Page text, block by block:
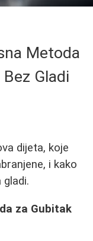
Metoda
Gladi
dijeta, koje
i kako
za Gubitak